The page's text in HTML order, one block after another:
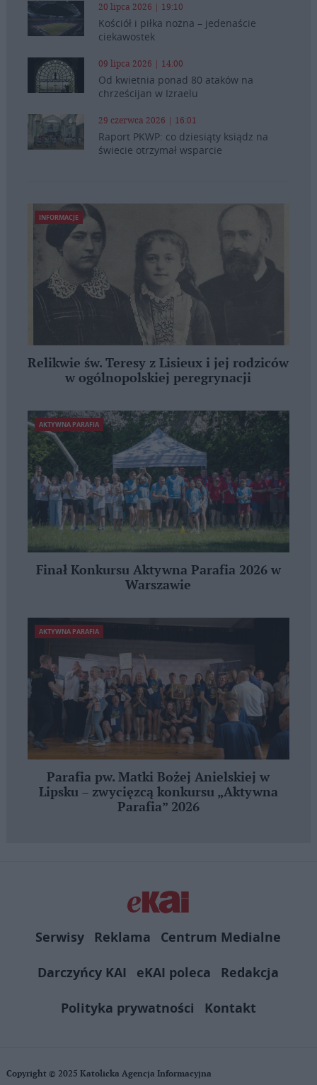
20 lipca 2026 | 19:10
Kościół i piłka nożna – jedenaście
ciekawostek
09 lipca 2026 | 14:00
Od kwietnia ponad 80 ataków na
chrześcijan w Izraelu
29 czerwca 2026 | 16:01
Raport PKWP: co dziesiąty ksiądz na
świecie otrzymał wsparcie
INFORMACJE
Relikwie św. Teresy z Lisieux i jej rodziców
w ogólnopolskiej peregrynacji
AKTYWNA PARAFIA
Finał Konkursu Aktywna Parafia 2026 w
Warszawie
AKTYWNA PARAFIA
Parafia pw. Matki Bożej Anielskiej w
Lipsku – zwycięzcą konkursu „Aktywna
Parafia” 2026
Serwisy Reklama
Centrum Medialne
Darczyńcy KAI
eKAI poleca
Redakcja
Polityka prywatności
Kontakt
Copyright © 2025 Katolicka Agencja Informacyjna